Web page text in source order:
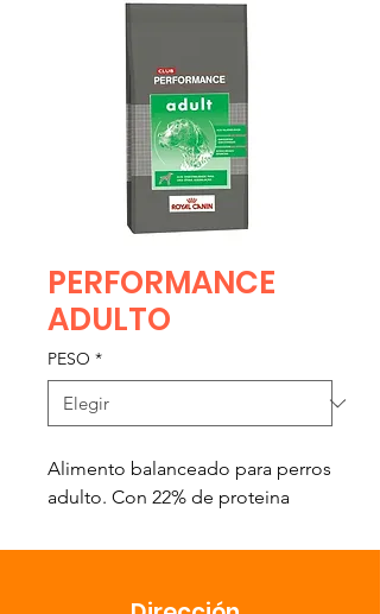
PERFORMANCE
ADULTO
PESO *
Alimento balanceado para perros
adulto. Con 22% de proteina